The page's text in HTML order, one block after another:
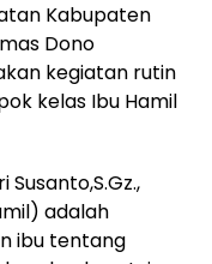
Kabupaten
Dono
kegiatan rutin
kelas Ibu Hamil
Susanto,S.Gz.,
adalah
ibu tentang